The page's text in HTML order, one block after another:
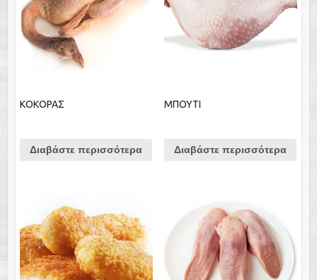
ΚΟΚΟΡΑΣ
Διαβάστε περισσότερα
ΜΠΟΥΤΙ
Διαβάστε περισσότερα